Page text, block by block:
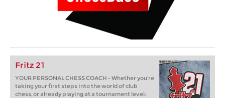
Fritz 21
YOUR PERSONAL CHESS COACH - Whether you’re
taking your first steps into the world of club
chess, or already playing at a tournament level: